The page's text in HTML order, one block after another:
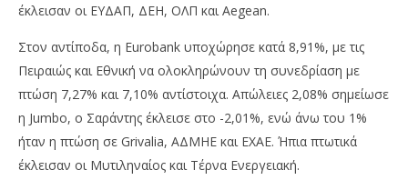
έκλεισαν οι ΕΥΔΑΠ, ΔΕΗ, ΟΛΠ και Aegean.
Στον αντίποδα, η Eurobank υποχώρησε κατά 8,91%, με τις
Πειραιώς και Εθνική να ολοκληρώνουν τη συνεδρίαση με
πτώση 7,27% και 7,10% αντίστοιχα. Απώλειες 2,08% σημείωσε
η Jumbo, ο Σαράντης έκλεισε στο -2,01%, ενώ άνω του 1%
ήταν η πτώση σε Grivalia, ΑΔΜΗΕ και ΕΧΑΕ. Ήπια πτωτικά
έκλεισαν οι Μυτιληναίος και Τέρνα Ενεργειακή.